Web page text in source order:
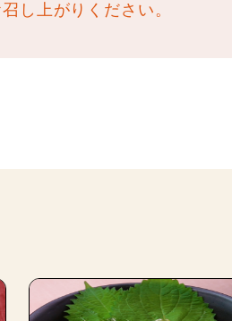
し上がりください。